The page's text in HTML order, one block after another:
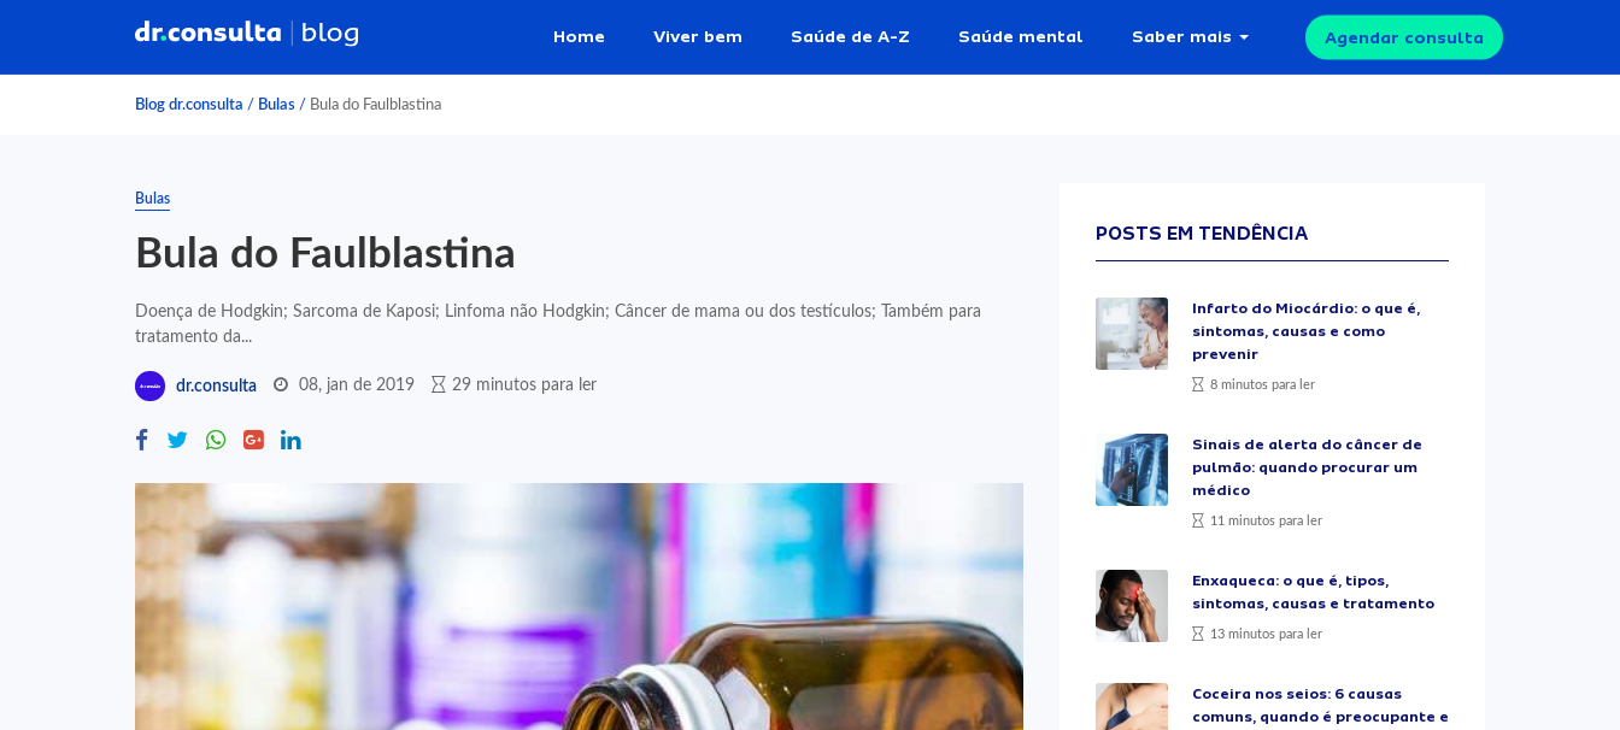
Home Viver bem Saúde de A-Z Saúde mental Saber mais Agendar consulta
Blog dr.consulta / Bulas / Bula do Faulblastina
Bulas
Bula do Faulblastina
Doença de Hodgkin; Sarcoma de Kaposi; Linfoma não Hodgkin; Câncer de mama ou dos testículos; Também para
tratamento da...
dr.consulta 08, jan de 2019 29 minutos para ler
POSTS EM TENDÊNCIA
Infarto do Miocárdio: o que é,
sintomas, causas e como
prevenir
8 minutos para ler
Sinais de alerta do câncer de
pulmão: quando procurar um
médico
11 minutos para ler
Enxaqueca: o que é, tipos,
sintomas, causas e tratamento
13 minutos para ler
Coceira nos seios: 6 causas
comuns, quando é preocupante e